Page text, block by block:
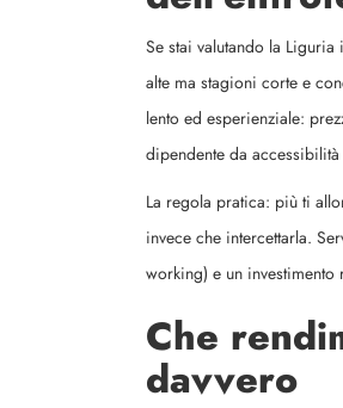
Se stai valutando la
alte ma stagioni corte e
lento ed esperienziale:
dipendente da
La regola pratica: più ti
invece che intercettarla.
working) e un investimento
Che
davvero